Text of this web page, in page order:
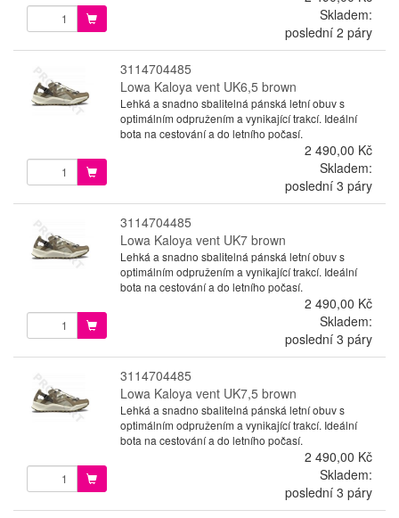
Skladem:
poslední 2 páry
3114704485
Lowa Kaloya vent UK6,5 brown
Lehká a snadno sbalitelná pánská letní obuv s
optimálním odpružením a vynikající trakcí. Ideální
bota na cestování a do letního počasí.
2 490,00 Kč
Skladem:
poslední 3 páry
3114704485
Lowa Kaloya vent UK7 brown
Lehká a snadno sbalitelná pánská letní obuv s
optimálním odpružením a vynikající trakcí. Ideální
bota na cestování a do letního počasí.
2 490,00 Kč
Skladem:
poslední 3 páry
3114704485
Lowa Kaloya vent UK7,5 brown
Lehká a snadno sbalitelná pánská letní obuv s
optimálním odpružením a vynikající trakcí. Ideální
bota na cestování a do letního počasí.
2 490,00 Kč
Skladem:
poslední 3 páry